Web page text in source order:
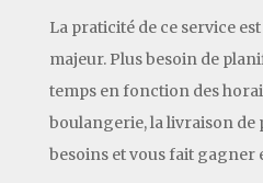
La praticité de ce service
majeur. Plus besoin de
temps en fonction des
boulangerie, la livraison de
besoins et vous fait gagner